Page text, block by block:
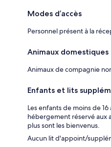
Modes d’accès
Personnel présent à la
Animaux domestiques
Animaux de compagnie
Enfants et lits
Les enfants de moins de
hébergement réservé aux
plus sont les bienvenus.
Aucun lit d'appoint/